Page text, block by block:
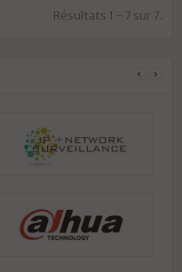
Résultats 1 - 7 sur 7.
‹ ›